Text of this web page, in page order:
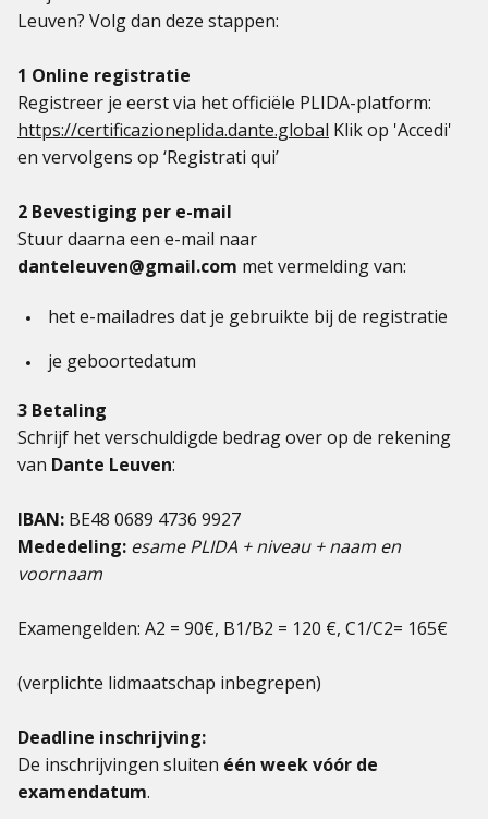
Leuven? Volg dan deze stappen:
1 Online registratie
Registreer je eerst via het officiële PLIDA-platform:
https://certificazioneplida.dante.global Klik op 'Accedi'
en vervolgens op ‘Registrati qui’
2 Bevestiging per e-mail
Stuur daarna een e-mail naar
danteleuven@gmail.com met vermelding van:
het e-mailadres dat je gebruikte bij de registratie
je geboortedatum
3 Betaling
Schrijf het verschuldigde bedrag over op de rekening
van Dante Leuven:
IBAN: BE48 0689 4736 9927
Mededeling: esame PLIDA + niveau + naam en
voornaam
Examengelden: A2 = 90€, B1/B2 = 120 €, C1/C2= 165€
(verplichte lidmaatschap inbegrepen)
Deadline inschrijving:
De inschrijvingen sluiten één week vóór de
examendatum.